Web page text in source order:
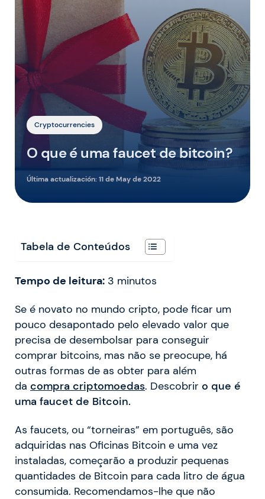
Cryptocurrencies
O que é uma faucet de bitcoin?
Última actualización:11 de May de 2022
Tabela de Conteúdos
Tempo de leitura: 3 minutos
Se é novato no mundo cripto, pode ficar um
pouco desapontado pelo elevado valor que
precisa de desembolsar para conseguir
comprar bitcoins, mas não se preocupe, há
outras formas de as obter para além
da compra criptomoedas. Descobrir o que é
uma faucet de Bitcoin.
As faucets, ou “torneiras” em português, são
adquiridas nas Oficinas Bitcoin e uma vez
instaladas, começarão a produzir pequenas
quantidades de Bitcoin para cada litro de água
consumida. Recomendamos-lhe que não